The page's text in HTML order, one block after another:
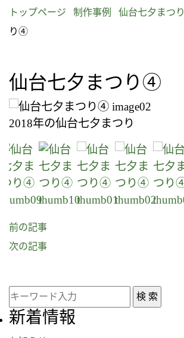
トップページ 制作事例 仙台七夕まつり
り④
仙台七夕まつり④
2018年の仙台七夕まつり
前の記事
次の記事
新着情報